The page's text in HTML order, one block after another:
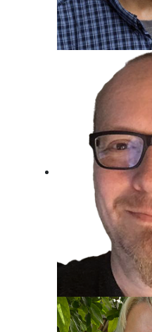
Kindertraum
gelandet.
Jost Alpe
Unser Mann für